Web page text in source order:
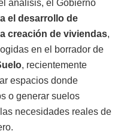
análisis, el Gobierno
el desarrollo de
creación de viviendas,
en el borrador de
, recientemente
espacios donde
o generar suelos
necesidades reales de